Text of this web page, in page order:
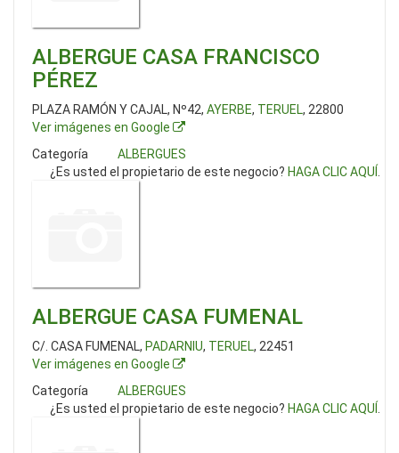
ALBERGUE CASA FRANCISCO
PÉREZ
PLAZA RAMÓN Y CAJAL, Nº42, AYERBE, TERUEL, 22800
Ver imágenes en Google
Categoría
ALBERGUES
¿Es usted el propietario de este negocio? HAGA CLIC AQUÍ .
ALBERGUE CASA FUMENAL
C/. CASA FUMENAL, PADARNIU, TERUEL, 22451
Ver imágenes en Google
Categoría
ALBERGUES
¿Es usted el propietario de este negocio? HAGA CLIC AQUÍ .